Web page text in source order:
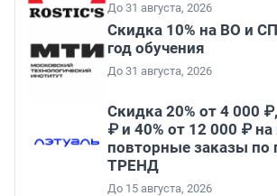
До 31 августа, 2026
Скидка 10% на ВО и
год обучения
До 31 августа, 2026
Скидка 20% от 4 000
₽ и 40% от 12 000 ₽
повторные заказы по
ТРЕНД
До 15 августа, 2026